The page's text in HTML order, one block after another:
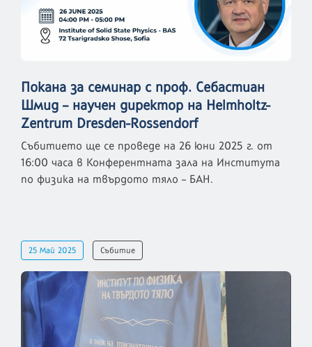
Покана за семинар с проф. Себастиан
Шмид – научен директор на Helmholtz-
Zentrum Dresden-Rossendorf
Събитието ще се проведе на 26 юни 2025 г. от
16:00 часа в Конферентната зала на Института
по физика на твърдото тяло – БАН.
25 Май 2025 Събитие